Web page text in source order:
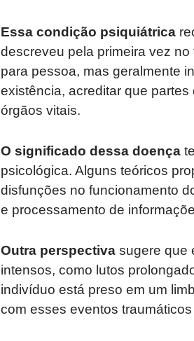
Essa condição psiquiátrica
descreveu pela primeira vez
para pessoa, mas geralmente
existência, acreditar que
órgãos vitais.
O significado dessa doença
psicológica. Alguns teóricos
disfunções no funcionamento
e processamento de
Outra perspectivasugere que
intensos, como lutos
indivíduo está preso em um
com esses eventos